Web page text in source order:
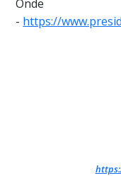
- https://